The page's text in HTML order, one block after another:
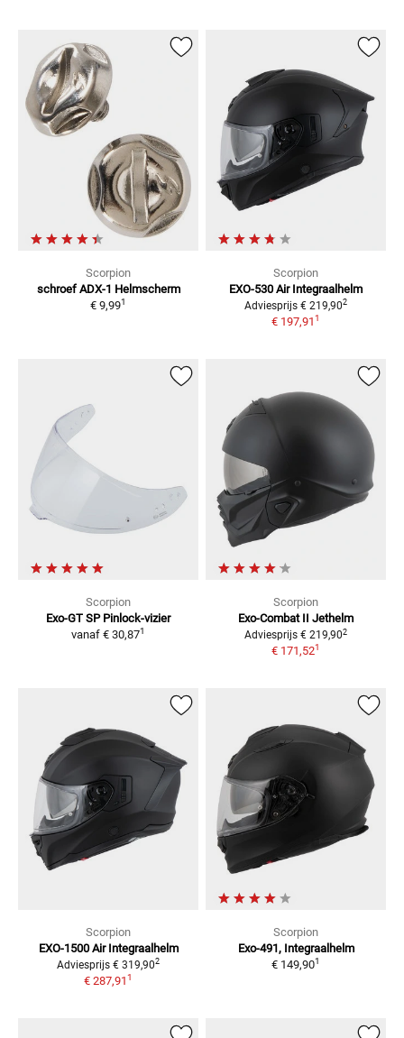
Scorpion
schroef ADX-1 Helmscherm
€ 9,991
Scorpion
EXO-530 Air Integraalhelm
Adviesprijs € 219,902
€ 197,911
Scorpion
Exo-GT SP Pinlock-vizier
vanaf € 30,871
Scorpion
Exo-Combat II Jethelm
Adviesprijs € 219,902
€ 171,521
Scorpion
EXO-1500 Air Integraalhelm
Adviesprijs € 319,902
€ 287,911
Scorpion
Exo-491, Integraalhelm
€ 149,901